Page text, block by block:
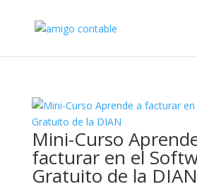
Mini-Curso
facturar en el
Gratuito de la DIAN